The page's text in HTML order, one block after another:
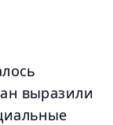
выразили